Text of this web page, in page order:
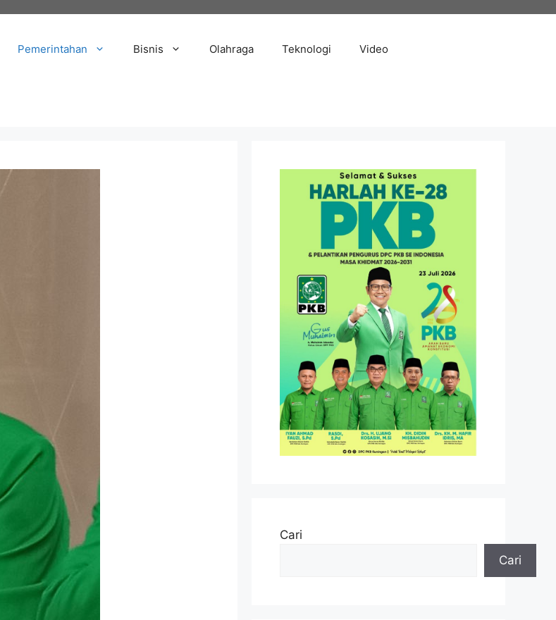
Pemerintahan Bisnis Olahraga Teknologi Video
Cari
Cari